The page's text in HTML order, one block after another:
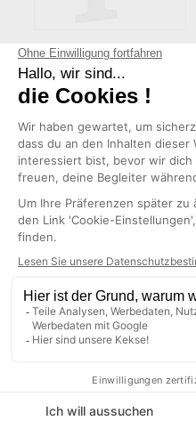
(2)
BUCHSTABE F IN WHITE
WOOD
3,96 €INKL. MWST.
IN DEN WARENKORB LEGEN
WOOD
3,96 €INKL. MWST.